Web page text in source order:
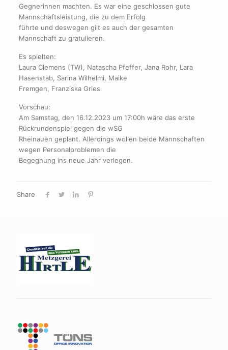
Gegnerinnen machten. Es war eine geschlossen gute
Mannschaftsleistung, die zu dem Erfolg
führte und deswegen gilt es auch der gesamten
Mannschaft zu gratulieren.
Es spielten:
Laura Clemens (TW), Natascha Pfeffer, Jana Rohr, Lara
Hasenstab, Sarina Wilhelmi, Maike
Fremgen, Franziska Gries
Vorschau:
Am Samstag, den 16.12.2023 um 17:00h wäre das erste
Rückrundenspiel gegen die wSG
Rheinauen geplant. Allerdings wollen beide Mannschaften
wegen Personalproblemen die
Begegnung ins neue Jahr verlegen.
Share